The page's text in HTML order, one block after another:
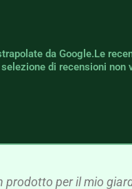
da Google.Le
di recensioni
per il mio